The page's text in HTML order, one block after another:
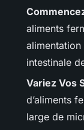
aliments
intestinale
Variez Vos
d’aliments
large de